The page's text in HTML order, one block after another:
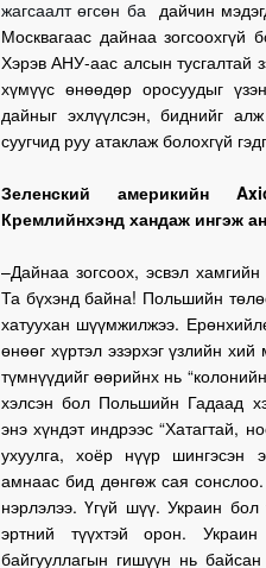
жагсаалт өгсөн ба
дайчин
Москвагаас дайнаа
Хэрэв АНУ-аас алсын тусгалтай
хүмүүс өнөөдөр оросуудыг
дайныг эхлүүлсэн, биднийг
суугчид руу атаклаж болохгүй
Зеленский америкийн
Кремлийнхэнд хандаж ингэж
–Дайнаа зогсоох, эсвэл
Та бүхэнд байна! Польшийн
хатуухан шүүмжилжээ.
өнөөг хүртэл эзэрхэг үзлийн
түмнүүдийг өөрийнх нь
хэлсэн бол Польшийн Гадаад
энэ хүндэт индрээс “Хатагтай,
ухуулга, хоёр нүүр
амнаас бид дөнгөж сая сонслоо.
нэрлэлээ. Үгүй шүү. Украин
эртний түүхтэй орон.
байгууллагын гишүүн нь